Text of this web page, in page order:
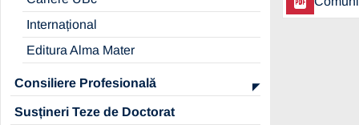
Internațional
Editura Alma Mater
Consiliere Profesională
Susțineri Teze de Doctorat